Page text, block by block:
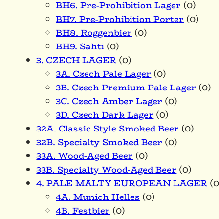
BH6. Pre-Prohibition Lager(0)
BH7. Pre-Prohibition Porter(0)
BH8. Roggenbier(0)
BH9. Sahti(0)
3. CZECH LAGER(0)
3A. Czech Pale Lager(0)
3B. Czech Premium Pale Lager(0)
3C. Czech Amber Lager(0)
3D. Czech Dark Lager(0)
32A. Classic Style Smoked Beer(0)
32B. Specialty Smoked Beer(0)
33A. Wood-Aged Beer(0)
33B. Specialty Wood-Aged Beer(0)
4. PALE MALTY EUROPEAN LAGER
4A. Munich Helles(0)
4B. Festbier(0)